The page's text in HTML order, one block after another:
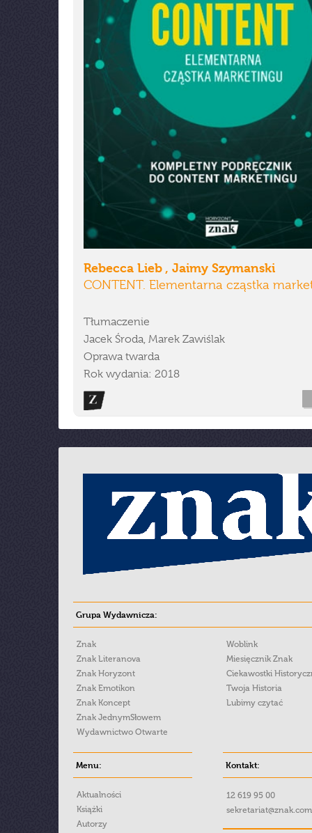
Rebecca Lieb , Jaimy Szymanski
CONTENT. Elementarna cząstka
Tłumaczenie
Jacek Środa, Marek Zawiślak
Oprawa twarda
Rok wydania: 2018
Grupa Wydawnicza:
Znak
Znak Literanova
Znak Horyzont
Znak Emotikon
Znak Koncept
Znak JednymSłowem
Wydawnictwo Otwarte
Woblink
Miesięcznik Znak
Ciekawostki
Twoja Historia
Lubimy czytać
Menu:
Aktualności
Książki
Autorzy
Kontakt:
12 619 95 00